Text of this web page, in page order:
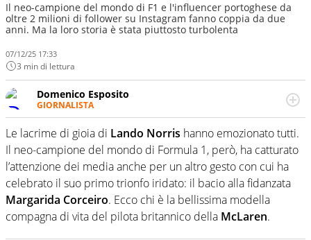
Il neo-campione del mondo di F1 e l'influencer portoghese da
oltre 2 milioni di follower su Instagram fanno coppia da due
anni. Ma la loro storia è stata piuttosto turbolenta
07/12/25 17:33
3 min di lettura
Domenico Esposito
GIORNALISTA
Da vent’anni in campo e sul campo per vivere ogni evento
in tutte le sue sfaccettature. Passione smisurata per il
calcio e per la sfera di cuoio. Il pallone è una cosa
serissima, guai a dirgli di no
Le lacrime di gioia di Lando Norris hanno emozionato tutti.
Il neo-campione del mondo di Formula 1, però, ha catturato
l’attenzione dei media anche per un altro gesto con cui ha
celebrato il suo primo trionfo iridato: il bacio alla fidanzata
Margarida Corceiro. Ecco chi è la bellissima modella
compagna di vita del pilota britannico della McLaren.